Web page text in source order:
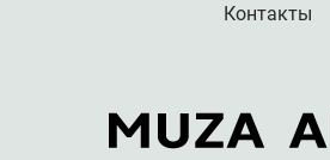
Контакты